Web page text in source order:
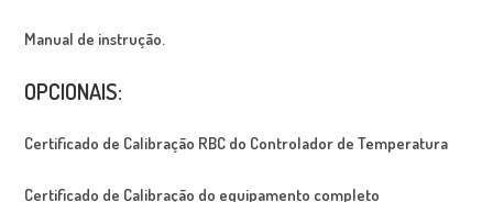
Manual de instrução.
OPCIONAIS:
Certificado de Calibração RBC do Controlador de Temperatura
Certificado de Calibração do equipamento completo